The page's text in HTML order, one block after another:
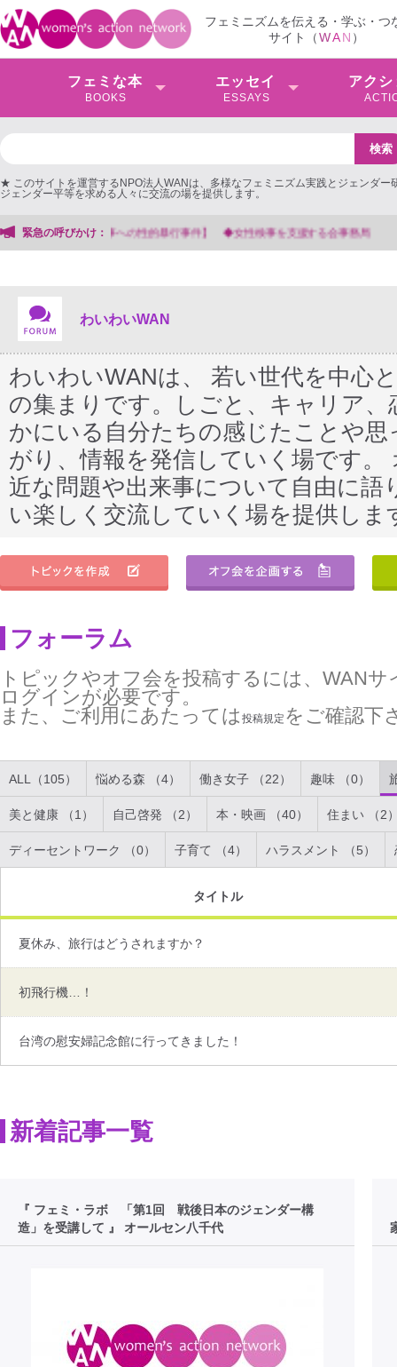
フェミニズムを伝える・学ぶ・つ
サイト（WAN ）
フェミな本
BOOKS
エッセイ
ESSAYS
アクシ
★ このサイトを運営するNPO法人WANは、多様なフェミニズム実践とジェンダー
ジェンダー平等を求める人々に交流の場を提供します。
緊急の呼びかけ： 【抗議文】2026年3月13日第6次男女共同参画基本計画の
わいわいWAN
わいわいWANは、 若い世代を中心
の集まりです。しごと、キャリア
かにいる自分たちの感じたことや
がり、情報を発信していく場です
近な問題や出来事について自由に
い楽しく交流していく場を提供しま
フォーラム
トピックやオフ会を投稿するには、WAN
ログインが必要です。
また、ご利用にあたっては 投稿規定 をご確認下
ALL（105） 悩める森 （4） 働き女子 （22） 趣味 （0）
美と健康 （1） 自己啓発 （2） 本・映画 （40） 住まい （2
ディーセントワーク （0） 子育て （4） ハラスメント （5）
タイトル
夏休み、旅行はどうされますか？
初飛行機…！
台湾の慰安婦記念館に行ってきました！
新着記事一覧
『 フェミ・ラボ 「第1回 戦後日本のジェンダー構
造」を受講して 』 オールセン八千代